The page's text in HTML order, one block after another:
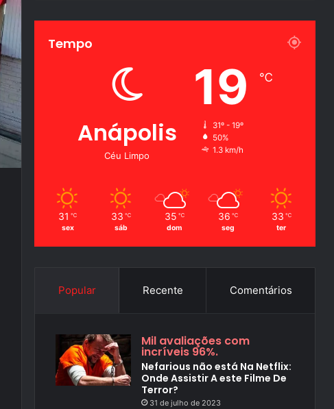
Tempo
Anápolis
Céu Limpo
19 ℃
31º - 19º
50%
1.3 km/h
31 ℃
sex
33 ℃
sáb
35 ℃
dom
36 ℃
seg
33 ℃
ter
Popular Recente Comentários
Mil avaliações com
incríveis 96%.
Nefarious não está Na Netflix:
Onde Assistir A este Filme De
Terror?
31 de julho de 2023